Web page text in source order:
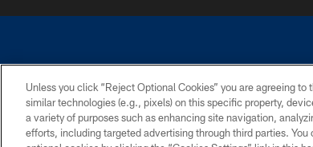
©2026 Dallas Cowboys. All rights reserved. Do not
PRIVACY POLICY ACCESSIBILITY
Unless you click “Reject Optional Cookies” you are agreeing
similar technologies (e.g., pixels) on this specific property,
a variety of purposes such as enhancing site navigation,
efforts, including targeted advertising through third parties.